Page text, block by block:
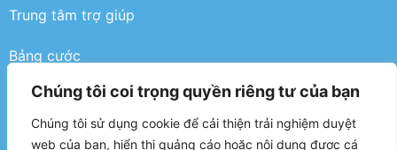
Chúng tôi coi trọng quyền riêng tư của bạn
Chúng tôi sử dụng cookie để cải thiện trải nghiệm duyệt
web của bạn, hiển thị quảng cáo hoặc nội dung được cá
Trung tâm trợ giúp
Bảng cước
Điều khoản
Chính sách bảo mật